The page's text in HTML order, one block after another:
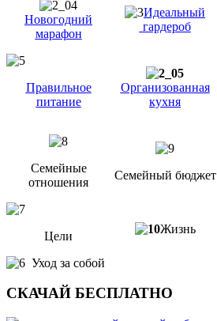
Новогодний
марафон
Идеальный
гардероб
Правильное
питание
Организованная
кухня
Семейные
отношения
Семейный бюджет
Цели
Жизнь
Уход за собой
СКАЧАЙ БЕСПЛАТНО